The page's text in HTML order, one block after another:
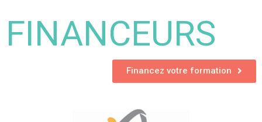
FINANCEURS
Financez votre formation